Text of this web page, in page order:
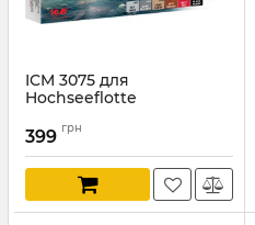
ICM 3075 для
Hochseeflotte
399 грн